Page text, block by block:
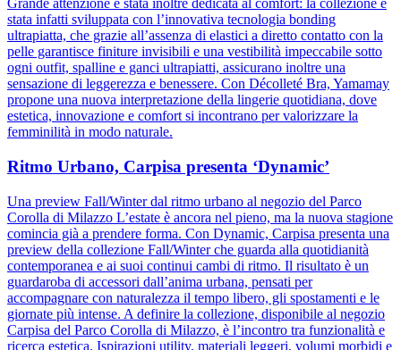
Grande attenzione è stata inoltre dedicata al comfort: la collezione è
stata infatti sviluppata con l’innovativa tecnologia bonding
ultrapiatta, che grazie all’assenza di elastici a diretto contatto con la
pelle garantisce finiture invisibili e una vestibilità impeccabile sotto
ogni outfit, spalline e ganci ultrapiatti, assicurano inoltre una
sensazione di leggerezza e benessere. Con Décolleté Bra, Yamamay
propone una nuova interpretazione della lingerie quotidiana, dove
estetica, innovazione e comfort si incontrano per valorizzare la
femminilità in modo naturale.
Ritmo Urbano, Carpisa presenta ‘Dynamic’
Una preview Fall/Winter dal ritmo urbano al negozio del Parco
Corolla di Milazzo L’estate è ancora nel pieno, ma la nuova stagione
comincia già a prendere forma. Con Dynamic, Carpisa presenta una
preview della collezione Fall/Winter che guarda alla quotidianità
contemporanea e ai suoi continui cambi di ritmo. Il risultato è un
guardaroba di accessori dall’anima urbana, pensati per
accompagnare con naturalezza il tempo libero, gli spostamenti e le
giornate più intense. A definire la collezione, disponibile al negozio
Carpisa del Parco Corolla di Milazzo, è l’incontro tra funzionalità e
ricerca estetica. Ispirazioni utility, materiali leggeri, volumi morbidi e